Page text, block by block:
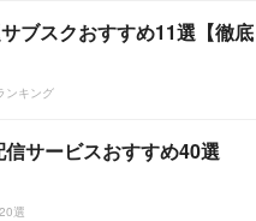
ブスクおすすめ11選【徹底
ンキング
サービスおすすめ40選
選